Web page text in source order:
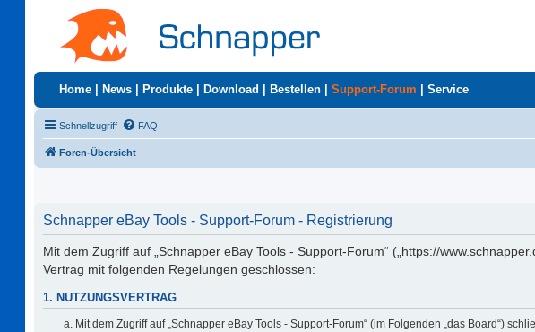
Home News Produkte Download Bestellen Support-Forum Service
Schnellzugriff FAQ
Foren-Übersicht
Schnapper eBay Tools - Support-Forum - Registrierung
Mit dem Zugriff auf „Schnapper eBay Tools - Support-Forum“ („https://
Vertrag mit folgenden Regelungen geschlossen:
1. NUTZUNGSVERTRAG
Mit dem Zugriff auf „Schnapper eBay Tools - Support-Forum“ (im Folgenden „das Board“)